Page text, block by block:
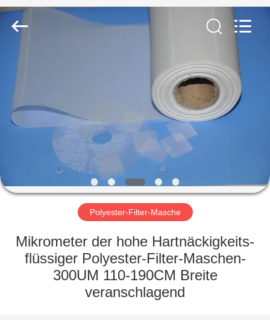
ZU
HAUSE
PRODUKTE
VIDEOS
ÜBER
WERKSBESICHTIGUNG
QUALITÄTSKONTROLLE
Share
Group
Limited.
Polyester-Filter-Masche
Mikrometer der hohe Hartnäckigkeits-
flüssiger Polyester-Filter-Maschen-
300UM 110-190CM Breite
veranschlagend